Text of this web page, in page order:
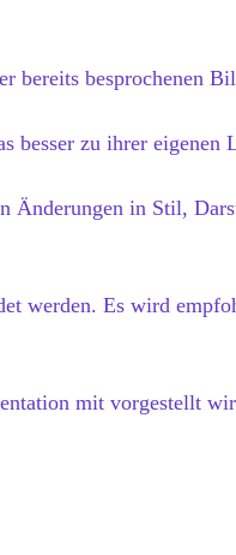
bereits besprochenen
zu ihrer eigenen
Änderungen in Stil,
werden. Es wird
mit vorgestellt